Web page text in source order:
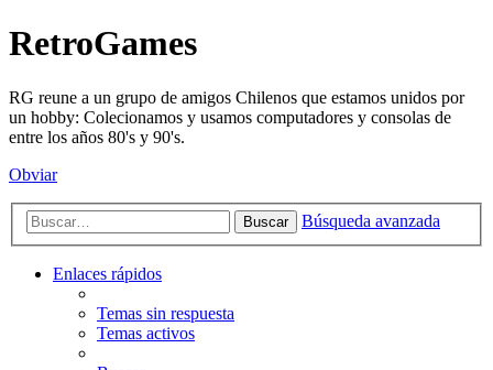
RetroGames
RG reune a un grupo de amigos Chilenos que estamos unidos por
un hobby: Colecionamos y usamos computadores y consolas de
entre los años 80's y 90's.
Obviar
Buscar Búsqueda avanzada
Enlaces rápidos
Temas sin respuesta
Temas activos